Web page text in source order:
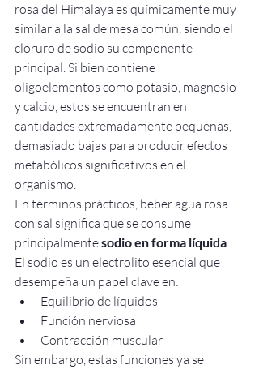
rosa del Himalaya es químicamente muy
similar a la sal de mesa común, siendo el
cloruro de sodio su componente
principal. Si bien contiene
oligoelementos como potasio, magnesio
y calcio, estos se encuentran en
cantidades extremadamente pequeñas,
demasiado bajas para producir efectos
metabólicos significativos en el
organismo.
En términos prácticos, beber agua rosa
con sal significa que se consume
principalmente sodio en forma líquida .
El sodio es un electrolito esencial que
desempeña un papel clave en:
Equilibrio de líquidos
Función nerviosa
Contracción muscular
Sin embargo, estas funciones ya se